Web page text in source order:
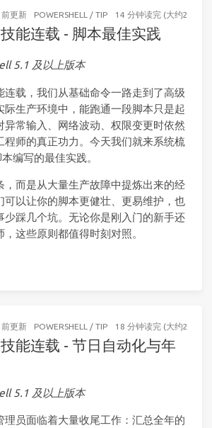
更新 POWERSHELL / TIP 14 分钟读完 (大约2066
能连载 - 脚本最佳实践
5.1 及以上版本
连载，我们从基础命令一路走到了高级
际生产环境中，能跑通一段脚本只是起
异常输入、网络波动、权限变更时依然
程师的真正功力。今天我们就来系统梳
编写的最佳实践。
，而是从大量生产故障中提炼出来的经
可以让你的脚本更健壮、更易维护，也
少踩几个坑。无论你是刚入门的新手还
这些原则都值得时刻对照。
更新 POWERSHELL / TIP 18 分钟读完 (大约2733
能连载 - 节日自动化与年
5.1 及以上版本
理员面临着大量收尾工作：汇总全年的